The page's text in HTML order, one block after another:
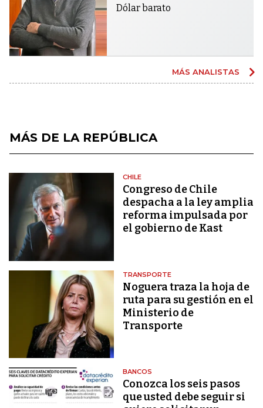
Dólar barato
MÁS ANALISTAS
MÁS DE LA REPÚBLICA
CHILE
Congreso de Chile
despacha a la ley amplia
reforma impulsada por
el gobierno de Kast
TRANSPORTE
Noguera traza la hoja de
ruta para su gestión en el
Ministerio de
Transporte
BANCOS
Conozca los seis pasos
que usted debe seguir si